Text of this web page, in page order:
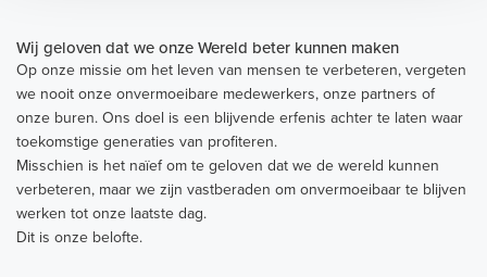
Wij geloven dat we onze Wereld beter kunnen maken
Op onze missie om het leven van mensen te verbeteren, vergeten
we nooit onze onvermoeibare medewerkers, onze partners of
onze buren. Ons doel is een blijvende erfenis achter te laten waar
toekomstige generaties van profiteren.
Misschien is het naïef om te geloven dat we de wereld kunnen
verbeteren, maar we zijn vastberaden om onvermoeibaar te blijven
werken tot onze laatste dag.
Dit is onze belofte.